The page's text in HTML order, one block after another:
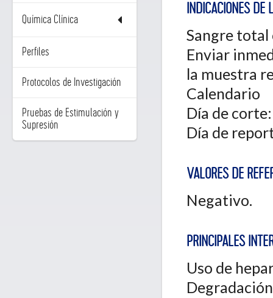
Química Clínica
Perfiles
Protocolos de Investigación
Pruebas de Estimulación y
Supresión
INDICACIONES DE
Sangre total
Enviar
la muestra
Calendario
Día de
Día de
VALORES DE
Negativo.
PRINCIPALES
Uso de